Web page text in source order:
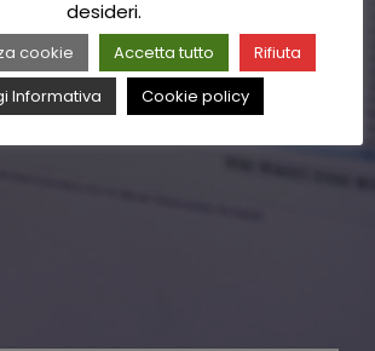
desideri.
cookie Accetta tutto
Rifiuta
Informativa
Cookie policy